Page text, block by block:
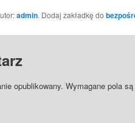
admin. Dodaj zakładkę do
opublikowany. Wymagane pola